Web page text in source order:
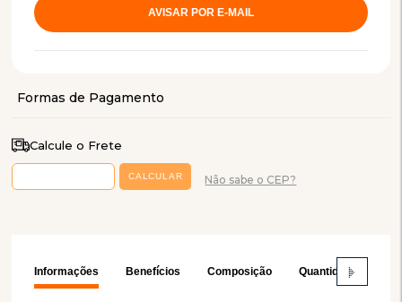
Calcule o Frete
Não sabe o CEP?
Informações Benefícios Composição Quantidade